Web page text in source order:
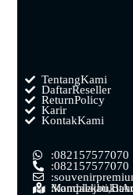
Tentang Kami
Daftar Reseller
Return Policy
Karir
Kontak Kami
: 0821 5757 7070
: 0821 5757 7070
:
: komplek bukit Arcamanik blok c 11